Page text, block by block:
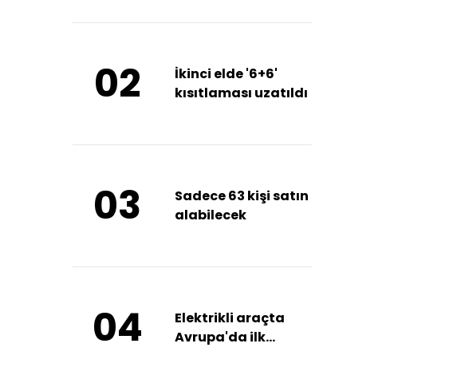
02
İkinci elde '6+6'
kısıtlaması uzatıldı
03
Sadece 63 kişi satın
alabilecek
04
Elektrikli araçta
Avrupa'da ilk